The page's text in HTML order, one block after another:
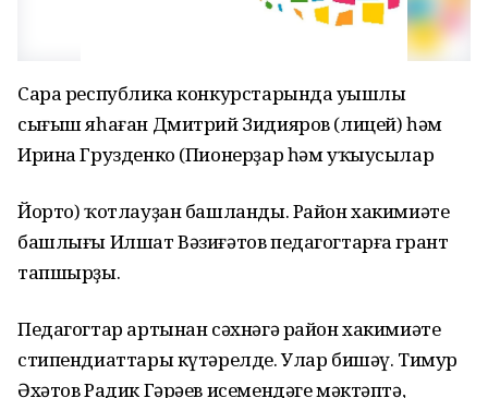
Сара республика конкурстарында уңышлы
сығыш яһаған Дмитрий Зидияров (лицей) һәм
Ирина Грузденко (Пионерҙар һәм уҡыусылар
Йорто) ҡотлауҙан башланды. Район хакимиәте
башлығы Илшат Вәзиғәтов педагогтарға грант
тапшырҙы.
Педагогтар артынан сәхнәгә район хакимиәте
стипендиаттары күтәрелде. Улар бишәү. Тимур
Әхәтов Радик Гәрәев исемендәге мәктәптә,